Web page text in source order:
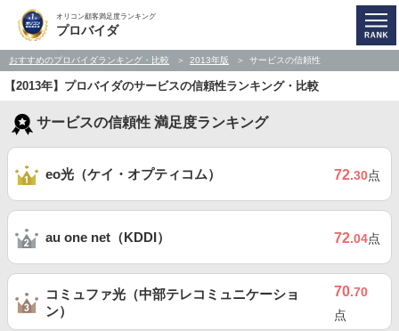
オリコン顧客満足度ランキング
プロバイダ
おすすめのプロバイダランキング・比較 2013年版 サービスの信頼性
【2013年】プロバイダのサービスの信頼性ランキング・比較
サービスの信頼性 満足度ランキング
eo光（ケイ・オプティコム） 72.30点
au one net（KDDI） 72.04点
コミュファ光（中部テレコミュニケーショ
ン）
70.70
点